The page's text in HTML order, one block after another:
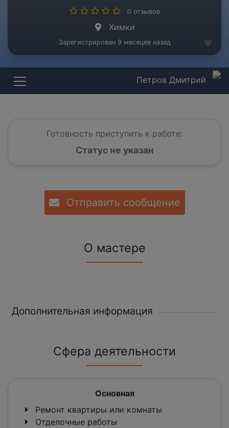
0 отзывов
Химки
Зарегистрирован 9 месяцев назад
Петров Дмитрий
Готовность приступить к работе:
Статус не указан
Отправить сообщение
О мастере
Дополнительная информация
Сфера деятельности
Основная
Ремонт квартиры или комнаты
Отделочные работы